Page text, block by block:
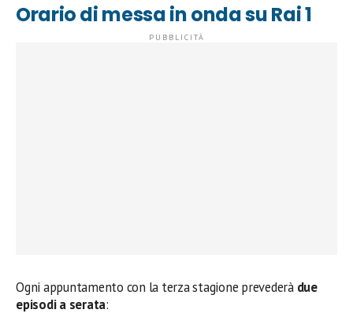
Orario di messa in onda su Rai 1
Ogni appuntamento con la terza stagione prevederà due
episodi a serata: